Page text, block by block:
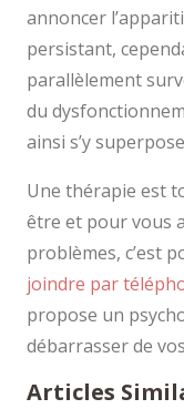
annoncer
persistant,
parallèlement
du
ainsi s’y
Une thérapie est
être et pour vous
problèmes, c’est
joindre par
propose un
débarrasser de
Articles